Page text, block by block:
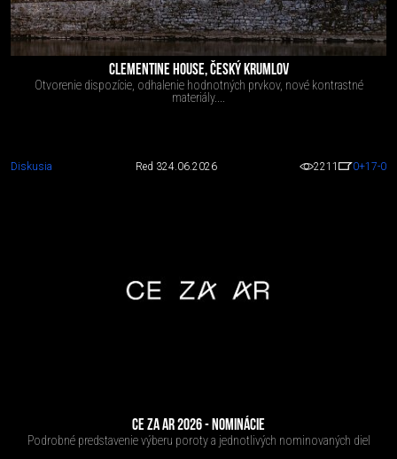
CLEMENTINE HOUSE, ČESKÝ KRUMLOV
Otvorenie dispozície, odhalenie hodnotných prvkov, nové kontrastné
materiály....
Diskusia Red 324.06.2026 2211 0+17-0
CE ZA AR 2026 - NOMINÁCIE
Podrobné predstavenie výberu poroty a jednotlivých nominovaných diel